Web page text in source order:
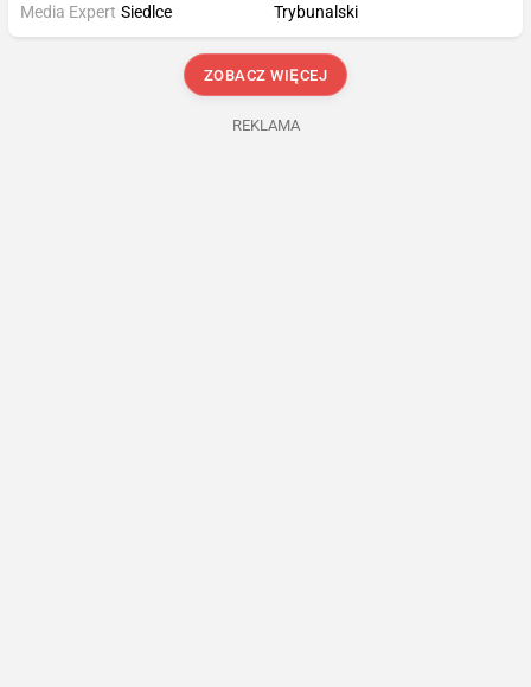
Media Expert Siedlce
Trybunalski
ZOBACZ WIĘCEJ
REKLAMA